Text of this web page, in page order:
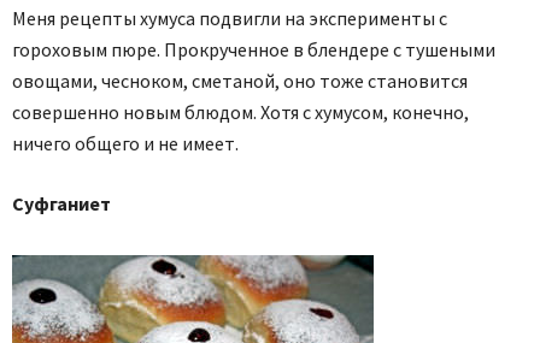
Меня рецепты хумуса подвигли на эксперименты с
гороховым пюре. Прокрученное в блендере с тушеными
овощами, чесноком, сметаной, оно тоже становится
совершенно новым блюдом. Хотя с хумусом, конечно,
ничего общего и не имеет.
Суфганиет